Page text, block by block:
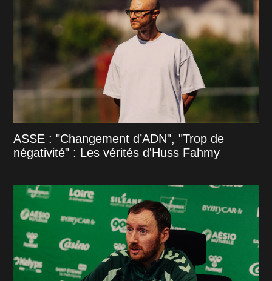
ASSE : "Changement d’ADN", "Trop de
négativité" : Les vérités d'Huss Fahmy